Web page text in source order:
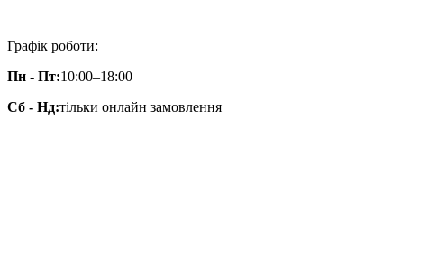
Графік роботи:
Пн - Пт:10:00–18:00
Сб - Нд:тільки онлайн замовлення